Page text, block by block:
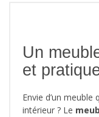
Un
et
Envie d’un
intérieur ? Le